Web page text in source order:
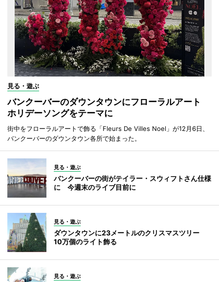
見る・遊ぶ
バンクーバーのダウンタウンにフローラルアート
ホリデーソングをテーマに
街中をフローラルアートで飾る「Fleurs De Villes Noel」が12月6日、
バンクーバーのダウンタウン各所で始まった。
見る・遊ぶ
バンクーバーの街がテイラー・スウィフトさん仕様
に 今週末のライブ目前に
見る・遊ぶ
ダウンタウンに23メートルのクリスマスツリー
10万個のライト飾る
見る・遊ぶ